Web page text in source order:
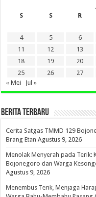
S
S R
4
5 6
11
12 13
18
19 20
25
26 27
« Mei
Jul »
BERITA TERBARU
Cerita Satgas TMMD 129
Brang Etan Agustus 9, 2026
Menolak Menyerah pada Terik:
Bojonegoro dan Warga
Agustus 9, 2026
Menembus Terik, Menjaga